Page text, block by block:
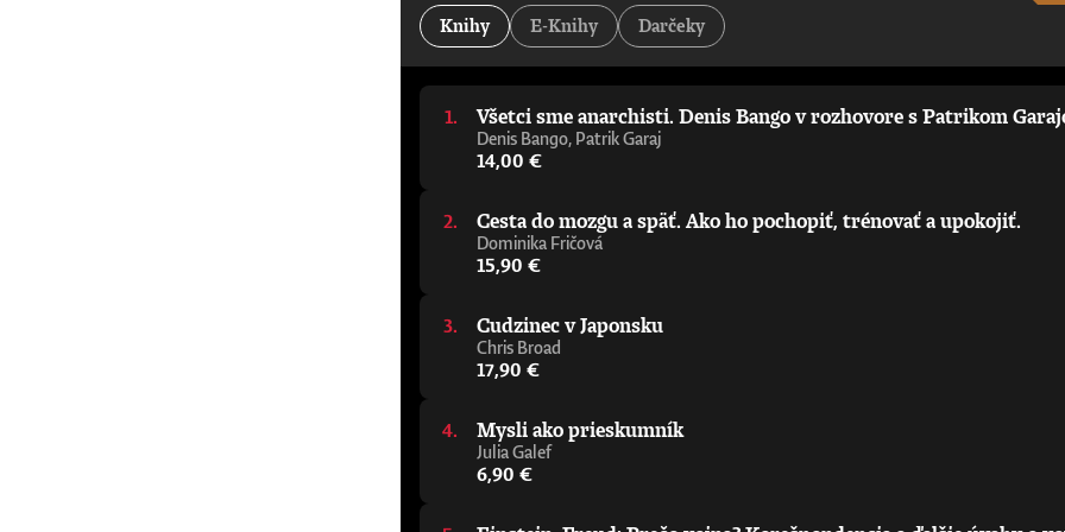
kancelár Oxfordskej univerzity„Jeden z najdôležitejších a najzaujímavejších príspevkov k debate o umelej inteligencii –
Alastair Campbell a Rory Stewart, podcast The Rest Is Politics„Strhujúca kniha o umelej inteligencii od človeka, ktorý sa
pomôže vám zorientovať sa v tejto téme, aj keď nemáte technické vzdelanie. Úprimne odporúčam.“ - Wendy Hall,
napísal elegantného a zrozumiteľného sprievodcu príležitosťami, výzvami, nebezpečenstvami a benefitmi, ktoré prináša
porozumieť budúcnosti.“ - Julie Maxton, predsedníčka Ada Lovelace Institute„Richard Susskind je majster
varovný signál, ktorého cieľom je čo najrýchlejšie upriamiť pozornosť na čoraz výkonnejšiu umelú inteligenciu zajtrajška.
mysliteľ, ktorý sa témou umelej inteligencie zaoberá už celé desaťročia. Nemusíte súhlasiť s jeho závermi ani s
sprievodcu premýšľaním o AI.“ - Tom Melham, profesor informatiky, Oxfordská univerzita
Knihy E-Knihy Darčeky
Všetci sme anarchisti. Denis Bango v rozhovore s Patrikom
Denis Bango, Patrik Garaj
14,00 €
Cesta do mozgu a späť. Ako ho pochopiť, trénovať a upokojiť.
Dominika Fričová
15,90 €
Cudzinec v Japonsku
Chris Broad
17,90 €
Mysli ako prieskumník
Julia Galef
6,90 €